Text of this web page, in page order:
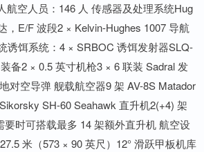
航空人员：146 人 传感器及处理系统Hug
，E/F 波段2 × Kelvin-Hughes 1007 导航
诱饵系统：4 × SRBOC 诱饵发射器SLQ-
备2 × 0.5 英寸机枪3 × 6 联装 Sadral 发
对空导弹 舰载航空器9 架 AV-8S Matador
SH-60 Seahawk 直升机2(+4) 架
要时可搭载最多 14 架额外直升机 航空设
米（573 × 90 英尺）12° 滑跃甲板机库